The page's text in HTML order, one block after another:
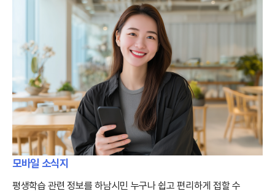
모바일 소식지
평생학습 관련 정보를 하남시민 누구나 쉽고 편리하게 접할 수